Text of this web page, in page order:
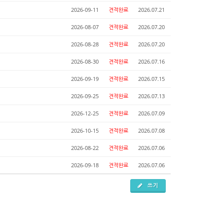
2026-09-11 견적완료 2026.07.21
2026-08-07 견적완료 2026.07.20
2026-08-28 견적완료 2026.07.20
2026-08-30 견적완료 2026.07.16
2026-09-19 견적완료 2026.07.15
2026-09-25 견적완료 2026.07.13
2026-12-25 견적완료 2026.07.09
2026-10-15 견적완료 2026.07.08
2026-08-22 견적완료 2026.07.06
2026-09-18 견적완료 2026.07.06
쓰기